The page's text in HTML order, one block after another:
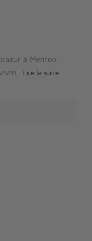
à Menton.
Lire la suite